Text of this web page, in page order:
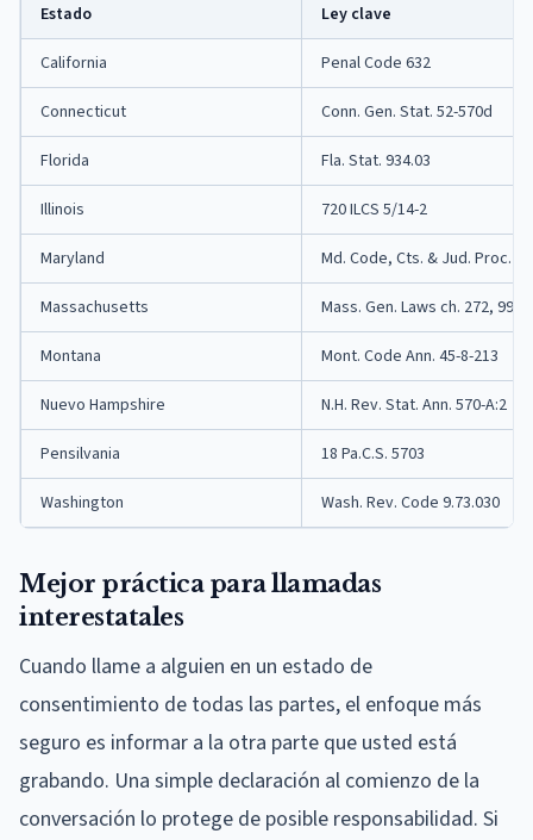
Estado Ley clave
California Penal Code 632
Connecticut Conn. Gen. Stat. 52-570d
Florida Fla. Stat. 934.03
Illinois 720 ILCS 5/14-2
Maryland Md. Code, Cts. & Jud. Proc.
Massachusetts Mass. Gen. Laws ch. 272, 99
Montana Mont. Code Ann. 45-8-213
Nuevo Hampshire N.H. Rev. Stat. Ann. 570-A:2
Pensilvania 18 Pa.C.S. 5703
Washington Wash. Rev. Code 9.73.030
Mejor práctica para llamadas
interestatales
Cuando llame a alguien en un estado de
consentimiento de todas las partes, el enfoque más
seguro es informar a la otra parte que usted está
grabando. Una simple declaración al comienzo de la
conversación lo protege de posible responsabilidad. Si